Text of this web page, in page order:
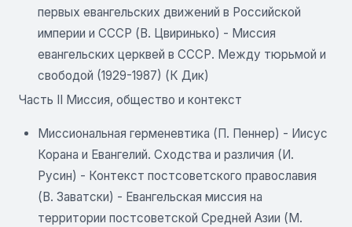
первых евангельских движений в Российской
империи и СССР (В. Цвиринько) - Миссия
евангельских церквей в СССР. Между тюрьмой и
свободой (1929-1987) (К Дик)
Часть II Миссия, общество и контекст
Миссиональная герменевтика (П. Пеннер) - Иисус
Корана и Евангелий. Сходства и различия (И.
Русин) - Контекст постсоветского православия
(В. Заватски) - Евангельская миссия на
территории постсоветской Средней Азии (М.